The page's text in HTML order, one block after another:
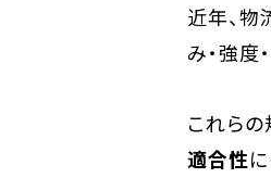
近年、物
み・強度
これらの
適合性